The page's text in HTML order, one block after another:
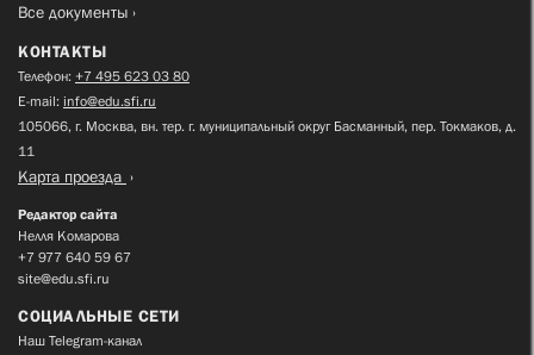
Все документы
КОНТАКТЫ
Телефон: +7 495 623 03 80
E-mail: info@edu.sfi.ru
105066, г. Москва, вн. тер. г. муниципальный округ Басманный, пер. Токмаков, д.
11
Карта проезда
Редактор сайта
Нелля Комарова
+7 977 640 59 67
site@edu.sfi.ru
СОЦИАЛЬНЫЕ СЕТИ
Наш Telegram-канал